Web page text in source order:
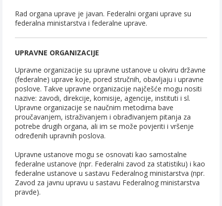
Rad organa uprave je javan. Federalni organi uprave su
federalna ministarstva i federalne uprave.
UPRAVNE ORGANIZACIJE
Upravne organizacije su upravne ustanove u okviru državne
(federalne) uprave koje, pored stručnih, obavljaju i upravne
poslove. Takve upravne organizacije najčešće mogu nositi
nazive: zavodi, direkcije, komisije, agencije, instituti i sl.
Upravne organizacije se naučnim metodima bave
proučavanjem, istraživanjem i obrađivanjem pitanja za
potrebe drugih organa, ali im se može povjeriti i vršenje
određenih upravnih poslova.
Upravne ustanove mogu se osnovati kao samostalne
federalne ustanove (npr. Federalni zavod za statistiku) i kao
federalne ustanove u sastavu Federalnog ministarstva (npr.
Zavod za javnu upravu u sastavu Federalnog ministarstva
pravde).